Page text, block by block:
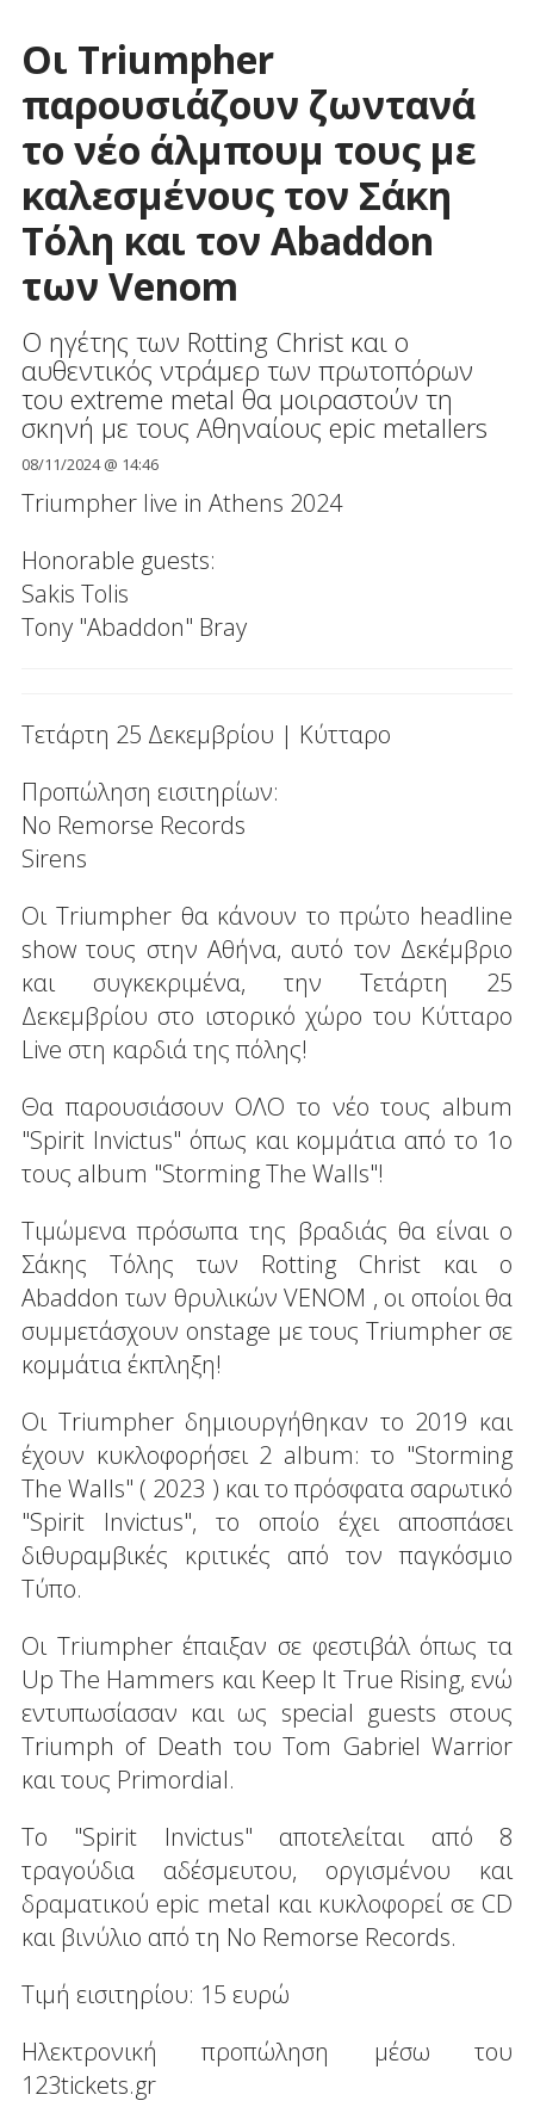
Οι Triumpher
παρουσιάζουν ζωντανά
το νέο άλμπουμ τους με
καλεσμένους τον Σάκη
Τόλη και τον Abaddon
των Venom
O ηγέτης των Rotting Christ και ο
αυθεντικός ντράμερ των πρωτοπόρων
του extreme metal θα μοιραστούν τη
σκηνή με τους Αθηναίους epic metallers
08/11/2024 @ 14:46
Triumpher live in Athens 2024
Honorable guests:
Sakis Tolis
Tony "Abaddon" Bray
Τετάρτη 25 Δεκεμβρίου | Κύτταρο
Προπώληση εισιτηρίων:
No Remorse Records
Sirens
Οι Triumpher θα κάνουν το πρώτο headline
show τους στην Αθήνα, αυτό τον Δεκέμβριο
και συγκεκριμένα, την Τετάρτη 25
Δεκεμβρίου στο ιστορικό χώρο του Κύτταρο
Live στη καρδιά της πόλης!
Θα παρουσιάσουν ΟΛΟ το νέο τους album
"Spirit Invictus" όπως και κομμάτια από το 1ο
τους album "Storming The Walls"!
Τιμώμενα πρόσωπα της βραδιάς θα είναι ο
Σάκης Τόλης των Rotting Christ και ο
Abaddon των θρυλικών VENOM , οι οποίοι θα
συμμετάσχουν onstage με τους Triumpher σε
κομμάτια έκπληξη!
Οι Triumpher δημιουργήθηκαν το 2019 και
έχουν κυκλοφορήσει 2 album: το "Storming
The Walls" ( 2023 ) και το πρόσφατα σαρωτικό
"Spirit Invictus", το οποίο έχει αποσπάσει
διθυραμβικές κριτικές από τον παγκόσμιο
Τύπο.
Οι Triumpher έπαιξαν σε φεστιβάλ όπως τα
Up The Hammers και Keep It True Rising, ενώ
εντυπωσίασαν και ως special guests στους
Triumph of Death του Tom Gabriel Warrior
και τους Primordial.
Το "Spirit Invictus" αποτελείται από 8
τραγούδια αδέσμευτου, οργισμένου και
δραματικού epic metal και κυκλοφορεί σε CD
και βινύλιο από τη No Remorse Records.
Τιμή εισιτηρίου: 15 ευρώ
Ηλεκτρονική προπώληση μέσω του
123tickets.gr